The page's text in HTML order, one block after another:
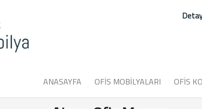
ANASAYFA OFİS MOBİLYALARI OFİS